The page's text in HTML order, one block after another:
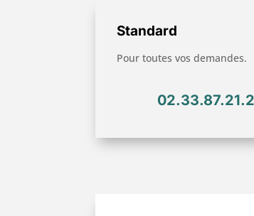
Standard
Pour toutes vos demandes.